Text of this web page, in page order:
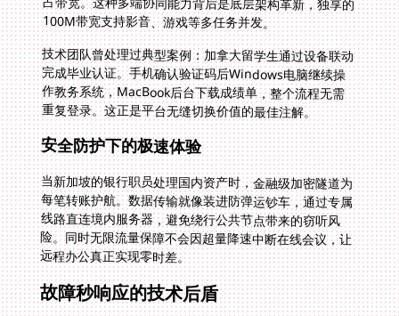
100M带宽支持影音、游戏等多任务并发。
技术团队曾处理过典型案例：加拿大留学生通过设备联动
完成毕业认证。手机确认验证码后Windows电脑继续操
作教务系统，MacBook后台下载成绩单，整个流程无需
重复登录。这正是平台无缝切换价值的最佳注解。
安全防护下的极速体验
当新加坡的银行职员处理国内资产时，金融级加密隧道为
每笔转账护航。数据传输就像装进防弹运钞车，通过专属
线路直连境内服务器，避免绕行公共节点带来的窃听风
险。同时无限流量保障不会因超量降速中断在线会议，让
远程办公真正实现零时差。
故障秒响应的技术后盾